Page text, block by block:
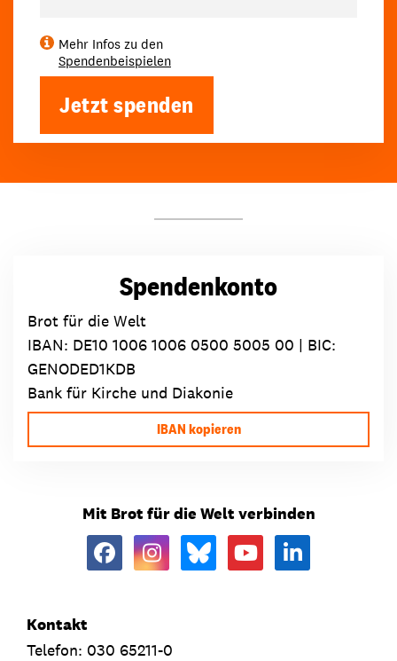
Mehr Infos zu den
Spendenbeispielen
Jetzt spenden
Spendenkonto
Brot für die Welt
IBAN: DE10 1006 1006 0500 5005 00 | BIC:
GENODED1KDB
Bank für Kirche und Diakonie
IBAN kopieren
Mit Brot für die Welt verbinden
Kontakt
Telefon: 030 65211-0